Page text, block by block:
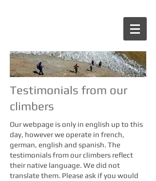
Testimonials from our
climbers
Our webpage is only in english up to this
day, however we operate in french,
german, english and spanish. The
testimonials from our climbers reflect
their native language. We did not
translate them. Please ask if you would